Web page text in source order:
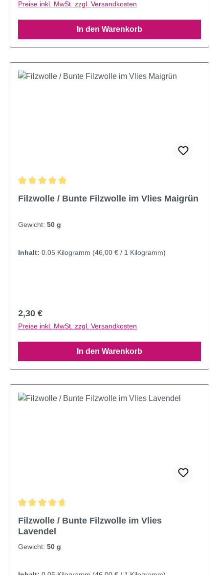
Preise inkl. MwSt. zzgl. Versandkosten
In den Warenkorb
Filzwolle / Bunte Filzwolle im Vlies Maigrün
Gewicht: 50 g
Inhalt: 0.05 Kilogramm (46,00 € / 1 Kilogramm)
Regulärer Preis:
2,30 €
Preise inkl. MwSt. zzgl. Versandkosten
In den Warenkorb
Filzwolle / Bunte Filzwolle im Vlies
Lavendel
Gewicht: 50 g